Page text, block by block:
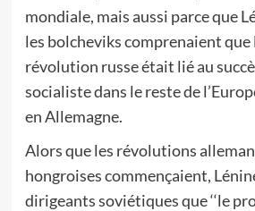
mondiale, mais aussi parce que
les bolcheviks comprenaient que
révolution russe était lié au
socialiste dans le reste de
en Allemagne.
Alors que les révolutions
hongroises commençaient,
dirigeants soviétiques que ‘‘le